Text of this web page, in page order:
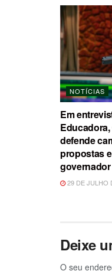
NOTÍCIAS
Em
defende
propostas
29 DE JULHO
Deixe
O seu